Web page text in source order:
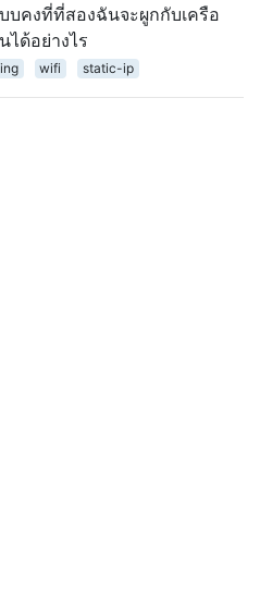
บคงที่ที่สองฉันจะผูกกับเครือ
ได้อย่างไร
wifi static-ip